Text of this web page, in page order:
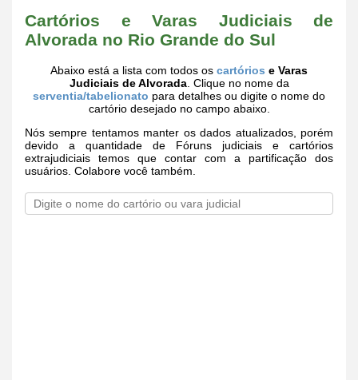
Cartórios e Varas Judiciais de
Alvorada no Rio Grande do Sul
Abaixo está a lista com todos os cartórios e Varas
Judiciais de Alvorada. Clique no nome da
serventia/tabelionato para detalhes ou digite o nome do
cartório desejado no campo abaixo.
Nós sempre tentamos manter os dados atualizados, porém
devido a quantidade de Fóruns judiciais e cartórios
extrajudiciais temos que contar com a partificação dos
usuários. Colabore você também.